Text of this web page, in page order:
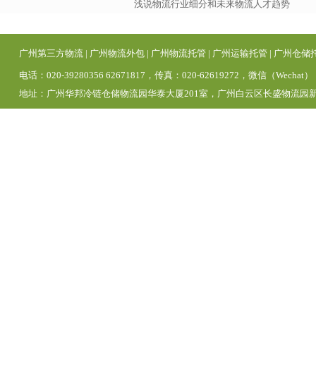
浅说物流行业细分和未来物流人才趋势
广州第三方物流 | 广州物流外包 | 广州物流托管 | 广州运输托管 | 广州仓储
电话：020-39280356 62671817，传真：020-62619272，微信（Wechat
地址：广州华邦冷链仓储物流园华泰大厦201室，广州白云区长盛物流园